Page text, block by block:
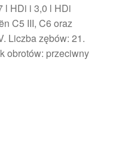
l HDi i 3,0 l HDi
C5 III, C6 oraz
Liczba zębów: 21.
obrotów: przeciwny